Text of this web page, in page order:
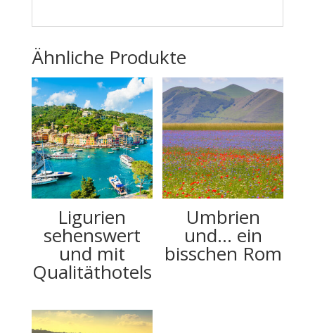
Ähnliche Produkte
Ligurien
sehenswert
und mit
Qualitäthotels
Umbrien
und… ein
bisschen Rom